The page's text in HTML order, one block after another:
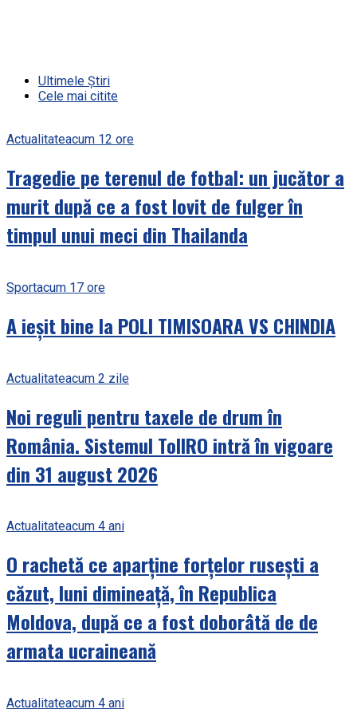
Ultimele Știri
Cele mai citite
Actualitateacum 12 ore
Tragedie pe terenul de fotbal: un jucător a
murit după ce a fost lovit de fulger în
timpul unui meci din Thailanda
Sportacum 17 ore
A ieșit bine la POLI TIMISOARA VS CHINDIA
Actualitateacum 2 zile
Noi reguli pentru taxele de drum în
România. Sistemul TollRO intră în vigoare
din 31 august 2026
Actualitateacum 4 ani
O rachetă ce aparține forțelor rusești a
căzut, luni dimineață, în Republica
Moldova, după ce a fost doborâtă de de
armata ucraineană
Actualitateacum 4 ani